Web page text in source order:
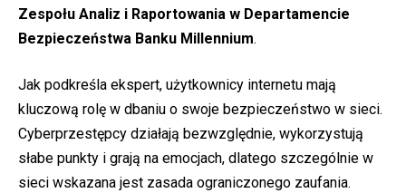
Zespołu Analiz i Raportowania w Departamencie
Bezpieczeństwa Banku Millennium.
Jak podkreśla ekspert, użytkownicy internetu mają
kluczową rolę w dbaniu o swoje bezpieczeństwo w sieci.
Cyberprzestępcy działają bezwzględnie, wykorzystują
słabe punkty i grają na emocjach, dlatego szczególnie w
sieci wskazana jest zasada ograniczonego zaufania.